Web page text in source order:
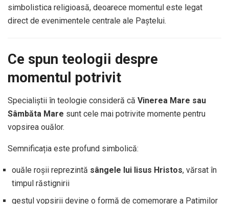
simbolistica religioasă, deoarece momentul este legat
direct de evenimentele centrale ale Paștelui.
Ce spun teologii despre
momentul potrivit
Specialiștii în teologie consideră că Vinerea Mare sau
Sâmbăta Mare sunt cele mai potrivite momente pentru
vopsirea ouălor.
Semnificația este profund simbolică:
ouăle roșii reprezintă sângele lui Iisus Hristos, vărsat în
timpul răstignirii
gestul vopsirii devine o formă de comemorare a Patimilor